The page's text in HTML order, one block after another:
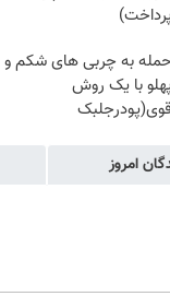
حمله به چربی های شکم و
با یک روش
قوی(پودرجلبک
امروز